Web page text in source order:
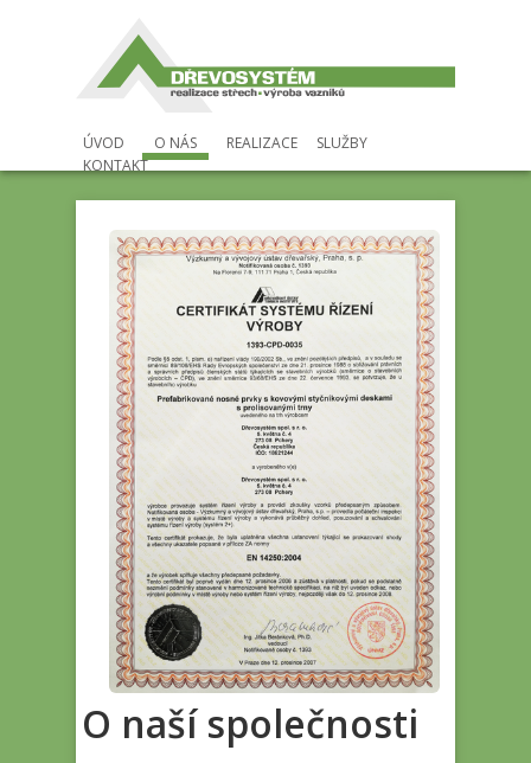
ÚVOD O NÁS REALIZACE
SLUŽBY
KONTAKT
O naší společnosti